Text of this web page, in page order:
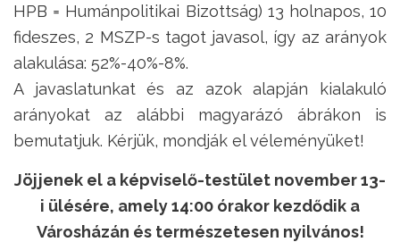
HPB = Humánpolitikai Bizottság) 13 holnapos, 10
fideszes, 2 MSZP-s tagot javasol, így az arányok
alakulása: 52%-40%-8%.
A javaslatunkat és az azok alapján kialakuló
arányokat az alábbi magyarázó ábrákon is
bemutatjuk. Kérjük, mondják el véleményüket!
Jöjjenek el a képviselő-testület november 13-
i ülésére, amely 14:00 órakor kezdődik a
Városházán és természetesen nyilvános!